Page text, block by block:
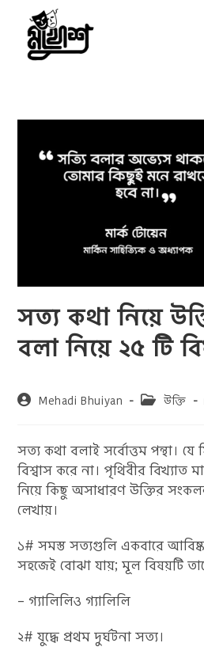
content
সত্য কথা নিয়ে
বলা নিয়ে ২৫ টি
PostMehadi Bhuiyan
Postউক্তি
সত্য কথা বলাই সর্বোত্তম পন্থা। যে
বিশ্বাস করে না। পৃথিবীর বিখ্যাত
নিয়ে কিছু অসাধারণ উক্তির
লেখায়।
১# সমস্ত সত্যগুলি একবারে
সহজেই বোঝা যায়; মূল বিষয়টি
– গ্যালিলিও গ্যালিলি
২# যুদ্ধে প্রথম দুর্ঘটনা সত্য।